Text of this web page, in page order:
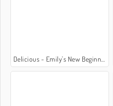
Delicious - Emily's New Beginning